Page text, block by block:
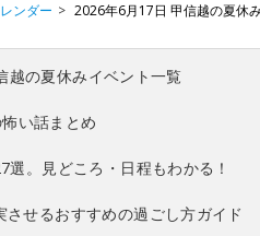
ンダー 2026年6月17日 甲信越の夏休
の夏休みイベント一覧
い話まとめ
選。見どころ・日程もわかる！
させるおすすめの過ごし方ガイド